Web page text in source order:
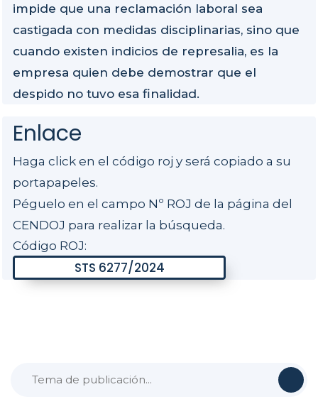
impide que una reclamación laboral sea
castigada con medidas disciplinarias, sino que
cuando existen indicios de represalia, es la
empresa quien debe demostrar que el
despido no tuvo esa finalidad.
Enlace
Haga click en el código roj y será copiado a su
portapapeles.
Péguelo en el campo Nº ROJ de la página del
CENDOJ para realizar la búsqueda.
Código ROJ: